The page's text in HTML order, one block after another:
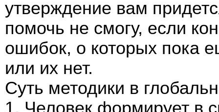
утверждение вам
помочь не смогу, если
ошибок, о которых пока
или их нет.
Суть методики в
1. Человек формирует в